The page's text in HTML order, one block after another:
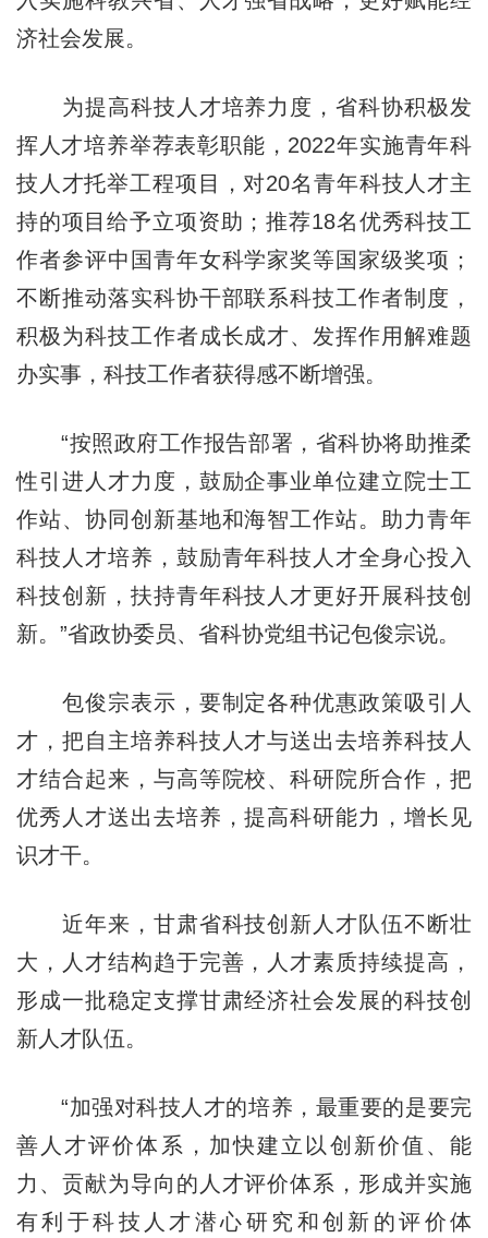
济社会发展。
为提高科技人才培养力度，省科协积极发
挥人才培养举荐表彰职能，2022年实施青年科
技人才托举工程项目，对20名青年科技人才主
持的项目给予立项资助；推荐18名优秀科技工
作者参评中国青年女科学家奖等国家级奖项；
不断推动落实科协干部联系科技工作者制度，
积极为科技工作者成长成才、发挥作用解难题
办实事，科技工作者获得感不断增强。
“按照政府工作报告部署，省科协将助推柔
性引进人才力度，鼓励企事业单位建立院士工
作站、协同创新基地和海智工作站。助力青年
科技人才培养，鼓励青年科技人才全身心投入
科技创新，扶持青年科技人才更好开展科技创
新。”省政协委员、省科协党组书记包俊宗说。
包俊宗表示，要制定各种优惠政策吸引人
才，把自主培养科技人才与送出去培养科技人
才结合起来，与高等院校、科研院所合作，把
优秀人才送出去培养，提高科研能力，增长见
识才干。
近年来，甘肃省科技创新人才队伍不断壮
大，人才结构趋于完善，人才素质持续提高，
形成一批稳定支撑甘肃经济社会发展的科技创
新人才队伍。
“加强对科技人才的培养，最重要的是要完
善人才评价体系，加快建立以创新价值、能
力、贡献为导向的人才评价体系，形成并实施
有利于科技人才潜心研究和创新的评价体